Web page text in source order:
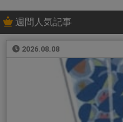
週間人気記事
2026.08.08